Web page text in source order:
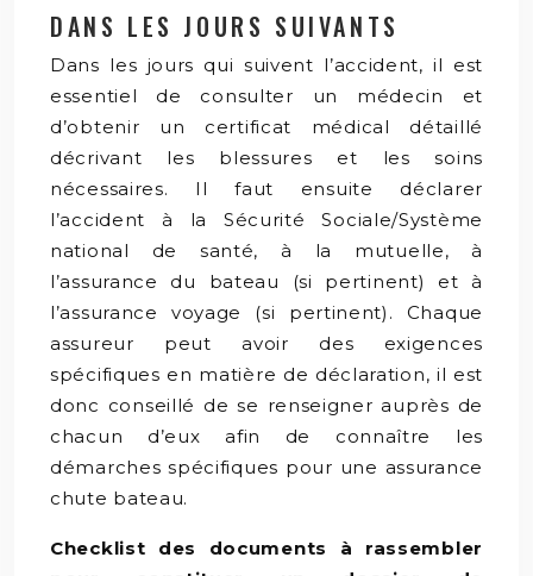
DANS LES JOURS SUIVANTS
Dans les jours qui suivent l’accident, il est
essentiel de consulter un médecin et
d’obtenir un certificat médical détaillé
décrivant les blessures et les soins
nécessaires. Il faut ensuite déclarer
l’accident à la Sécurité Sociale/Système
national de santé, à la mutuelle, à
l’assurance du bateau (si pertinent) et à
l’assurance voyage (si pertinent). Chaque
assureur peut avoir des exigences
spécifiques en matière de déclaration, il est
donc conseillé de se renseigner auprès de
chacun d’eux afin de connaître les
démarches spécifiques pour une assurance
chute bateau.
Checklist des documents à rassembler